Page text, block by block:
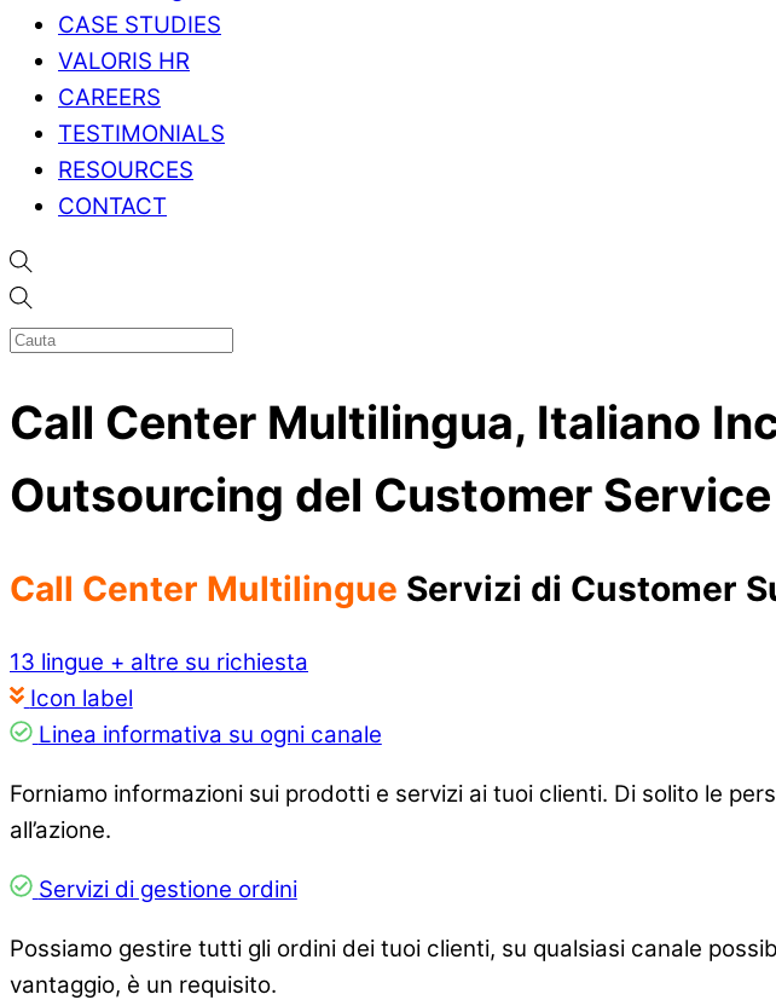
CASE STUDIES
VALORIS HR
CAREERS
TESTIMONIALS
RESOURCES
CONTACT
Call Center Multilingua, Italiano
Outsourcing del Customer Service
Call Center Multilingue Servizi di Customer
13 lingue + altre su richiesta
Icon label
Linea informativa su ogni canale
Forniamo informazioni sui prodotti e servizi ai tuoi clienti. Di solito le
all’azione.
Servizi di gestione ordini
Possiamo gestire tutti gli ordini dei tuoi clienti, su qualsiasi canale
vantaggio, è un requisito.